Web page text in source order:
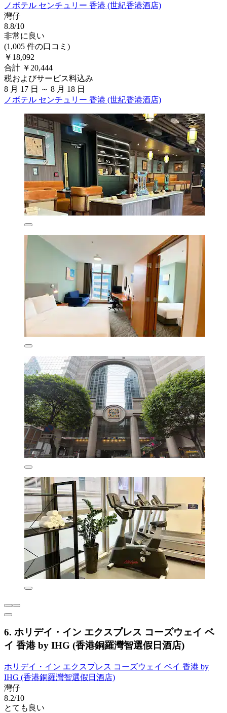
ノボテル センチュリー 香港 (世紀香港酒店)
灣仔
8.8/10
非常に良い
(1,005 件の口コミ)
￥18,092
合計 ￥20,444
税およびサービス料込み
8 月 17 日 ～ 8 月 18 日
ノボテル センチュリー 香港 (世紀香港酒店)
6. ホリデイ・イン エクスプレス コーズウェイ ベ
イ 香港 by IHG (香港銅羅灣智選假日酒店)
ホリデイ・イン エクスプレス コーズウェイ ベイ 香港 by
IHG (香港銅羅灣智選假日酒店)
灣仔
8.2/10
とても良い